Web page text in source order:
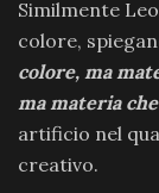
Similmente
colore,
colore, ma
ma materia
artificio nel
creativo.